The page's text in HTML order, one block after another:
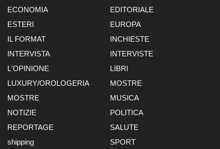
ECONOMIA
EDITORIALE
ESTERI
EUROPA
IL FORMAT
INCHIESTE
INTERVISTA
INTERVISTE
L'OPINIONE
LIBRI
LUXURY/OROLOGERIA
MOSTRE
MOSTRE
MUSICA
NOTIZIE
POLITICA
REPORTAGE
SALUTE
shipping
SPORT